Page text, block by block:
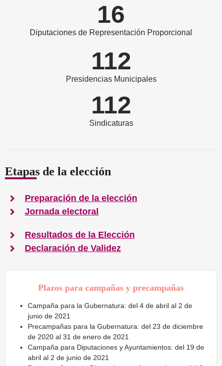
Diputaciones de Representación Proporcional
16
Presidencias Municipales
112
Sindicaturas
112
Etapas de la elección
Preparación de la elección
Jornada electoral
Resultados de la Elección
Declaración de Validez
Plazos para campañas y precampañas
Campaña para la Gubernatura: del 4 de abril al 2 de
junio de 2021
Precampañas para la Gubernatura: del 23 de diciembre
de 2020 al 31 de enero de 2021
Campaña para Diputaciones y Ayuntamientos: del 19 de
abril al 2 de junio de 2021